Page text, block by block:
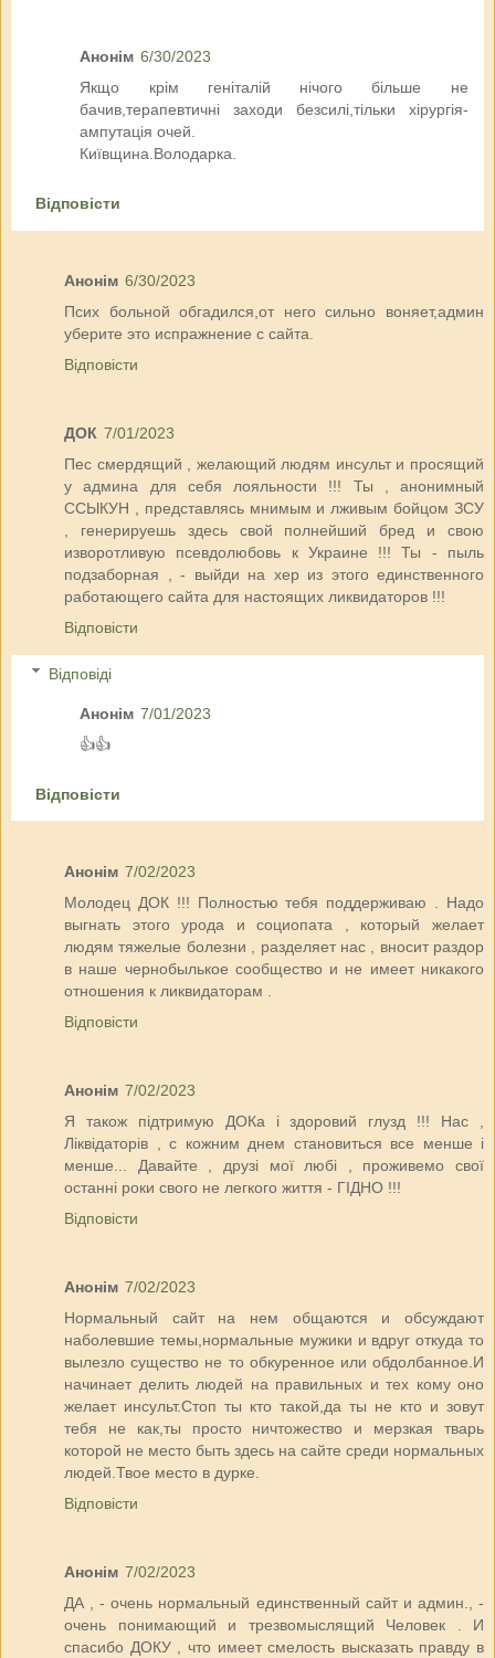
Анонім 6/30/2023
Якщо крім геніталій нічого більше не
бачив,терапевтичні заходи безсилі,тільки хірургія-
ампутація очей.
Київщина.Володарка.
Відповісти
Анонім 6/30/2023
Псих больной обгадился,от него сильно воняет,админ
уберите это испражнение с сайта.
Відповісти
ДОК 7/01/2023
Пес смердящий , желающий людям инсульт и просящий
у админа для себя лояльности !!! Ты , анонимный
ССЫКУН , представлясь мнимым и лживым бойцом ЗСУ
, генерируешь здесь свой полнейший бред и свою
изворотливую псевдолюбовь к Украине !!! Ты - пыль
подзаборная , - выйди на хер из этого единственного
работающего сайта для настоящих ликвидаторов !!!
Відповісти
Відповіді
Анонім 7/01/2023
👍👍
Відповісти
Анонім 7/02/2023
Молодец ДОК !!! Полностью тебя поддерживаю . Надо
выгнать этого урода и социопата , который желает
людям тяжелые болезни , разделяет нас , вносит раздор
в наше чернобылькое сообщество и не имеет никакого
отношения к ликвидаторам .
Відповісти
Анонім 7/02/2023
Я також підтримую ДОКа і здоровий глузд !!! Нас ,
Ліквідаторів , с кожним днем становиться все менше і
менше... Давайте , друзі мої любі , проживемо свої
останні роки свого не легкого життя - ГІДНО !!!
Відповісти
Анонім 7/02/2023
Нормальный сайт на нем общаются и обсуждают
наболевшие темы,нормальные мужики и вдруг откуда то
вылезло существо не то обкуренное или обдолбанное.И
начинает делить людей на правильных и тех кому оно
желает инсульт.Стоп ты кто такой,да ты не кто и зовут
тебя не как,ты просто ничтожество и мерзкая тварь
которой не место быть здесь на сайте среди нормальных
людей.Твое место в дурке.
Відповісти
Анонім 7/02/2023
ДА , - очень нормальный единственный сайт и админ., -
очень понимающий и трезвомыслящий Человек . И
спасибо ДОКУ , что имеет смелость высказать правду в